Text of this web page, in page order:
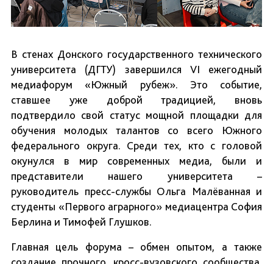
В стенах Донского государственного технического
университета (ДГТУ) завершился VI ежегодный
медиафорум «Южный рубеж». Это событие,
ставшее уже доброй традицией, вновь
подтвердило свой статус мощной площадки для
обучения молодых талантов со всего Южного
федерального округа. Среди тех, кто с головой
окунулся в мир современных медиа, были и
представители нашего университета –
руководитель пресс-службы Ольга Малёванная и
студенты «Первого аграрного» медиацентра София
Берлина и Тимофей Глушков.
Главная цель форума – обмен опытом, а также